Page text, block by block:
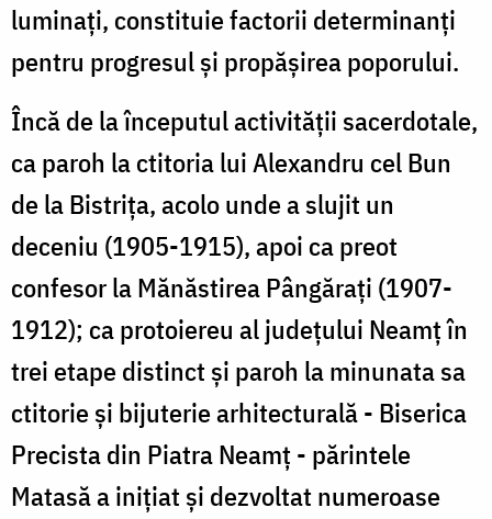
luminați, constituie factorii determinanți
pentru progresul și propășirea poporului.
Încă de la începutul activității sacerdotale,
ca paroh la ctitoria lui Alexandru cel Bun
de la Bistrița, acolo unde a slujit un
deceniu (1905-1915), apoi ca preot
confesor la Mănăstirea Pângărați (1907-
1912); ca protoiereu al județului Neamț în
trei etape distinct și paroh la minunata sa
ctitorie și bijuterie arhitecturală - Biserica
Precista din Piatra Neamț - părintele
Matasă a inițiat și dezvoltat numeroase